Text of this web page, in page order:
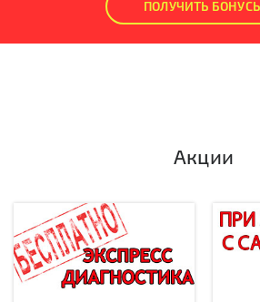
ПОЛУЧИТЬ
Акции